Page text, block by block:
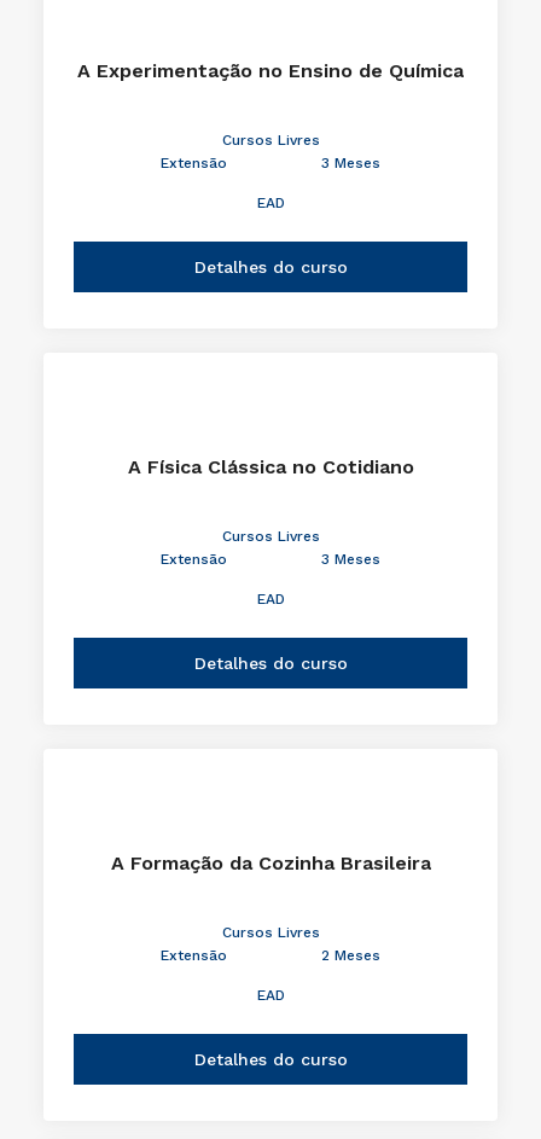
A Experimentação no Ensino de Química
Cursos Livres
Extensão
3 Meses
EAD
Detalhes do curso
A Física Clássica no Cotidiano
Cursos Livres
Extensão
3 Meses
EAD
Detalhes do curso
A Formação da Cozinha Brasileira
Cursos Livres
Extensão
2 Meses
EAD
Detalhes do curso